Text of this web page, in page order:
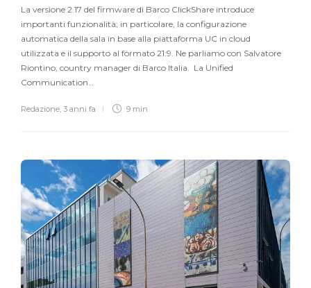
La versione 2.17 del firmware di Barco ClickShare introduce
importanti funzionalità; in particolare, la configurazione
automatica della sala in base alla piattaforma UC in cloud
utilizzata e il supporto al formato 21:9. Ne parliamo con Salvatore
Riontino, country manager di Barco Italia. La Unified
Communication…
Redazione, 3 anni fa 9 min